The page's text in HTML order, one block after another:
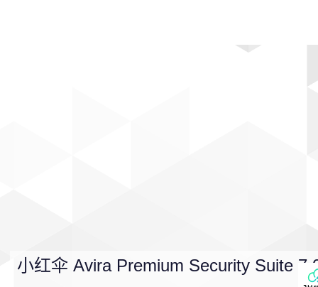
小红伞 Avira Premium Security Suite